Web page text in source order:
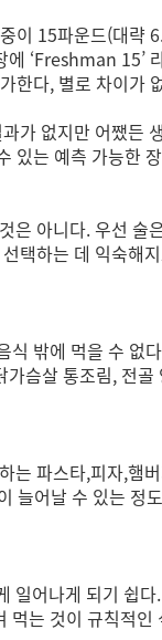
이 15파운드(대
‘Freshman
한다, 별로 차이가
가 없지만 어쨌
있는 예측 가능한
아니다. 우선
택하는 데 익숙
밖에 먹을 수
슴살 통조림, 전
파스타,피자,
어날 수 있는 정
어나게 되기 쉽
는 것이 규칙적